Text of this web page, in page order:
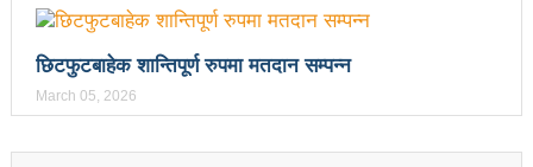
एकाबिहानै चीनमा भुकम्पः नेपालमा कडा धक्का महसुस
बिद्यार्थीलाई चलचित्र सिकाउँदै बागमती प्रदेश सरकार
भोलि चितवनमा माओवादीको विशाल सभा: प्रचण्डले सम्बोधन
छिटफुटबाहेक शान्तिपूर्ण रुपमा मतदान सम्पन्न
March 05, 2026